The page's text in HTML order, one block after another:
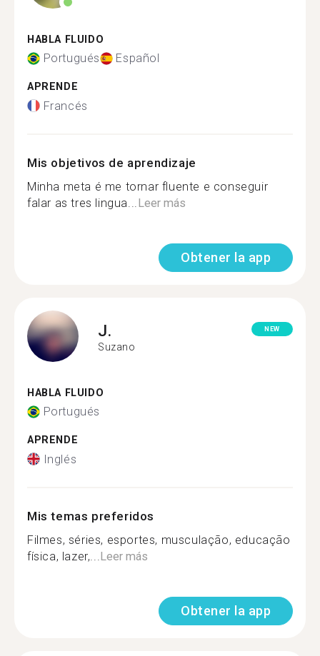
HABLA FLUIDO
Portugués Español
APRENDE
Francés
Mis objetivos de aprendizaje
Minha meta é me tornar fluente e conseguir
falar as tres lingua... Leer más
Obtener la app
J.
Suzano
NEW
HABLA FLUIDO
Portugués
APRENDE
Inglés
Mis temas preferidos
Filmes, séries, esportes, musculação, educação
física, lazer,... Leer más
Obtener la app